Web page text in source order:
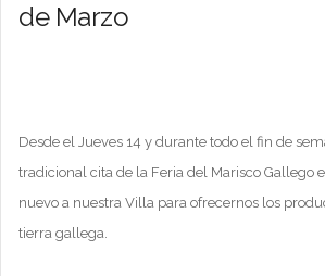
de Marzo
Desde el Jueves 14 y durante todo el fin de
tradicional cita de la Feria del Marisco Gallego
nuevo a nuestra Villa para ofrecernos los
tierra gallega.